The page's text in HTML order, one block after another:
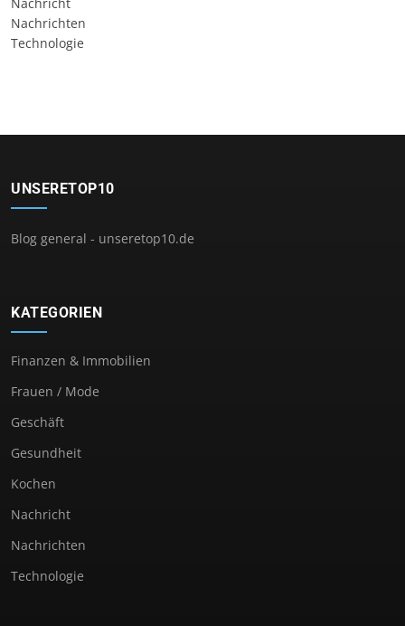
Nachrichten
Technologie
UNSERETOP10
Blog general - unseretop10.de
KATEGORIEN
Finanzen & Immobilien
Frauen / Mode
Geschäft
Gesundheit
Kochen
Nachricht
Nachrichten
Technologie